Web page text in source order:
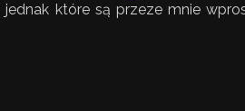
jednak które są przeze mnie